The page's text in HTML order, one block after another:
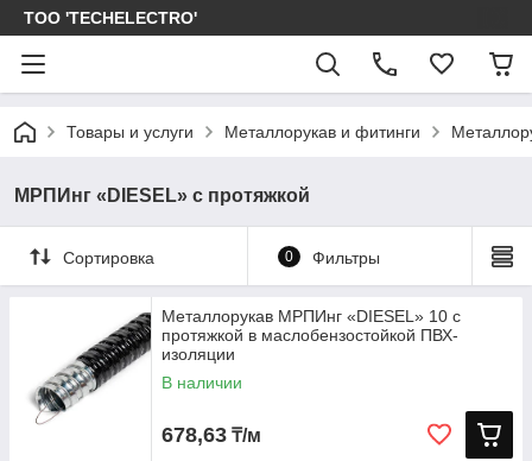
ТОО 'TECHELECTRO'
Товары и услуги Металлорукав и фитинги
МРПИнг «DIESEL» с протяжкой
Сортировка 0 Фильтры
Металлорукав МРПИнг «DIESEL» 10 с
протяжкой в маслобензостойкой ПВХ-
изоляции
В наличии
678,63 ₸/м